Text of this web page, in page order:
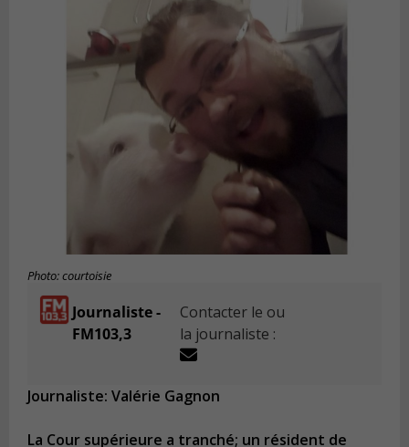
Photo: courtoisie
Journaliste -
FM103,3
Contacter le ou
la journaliste :
Journaliste: Valérie Gagnon
La Cour supérieure a tranché; un résident de